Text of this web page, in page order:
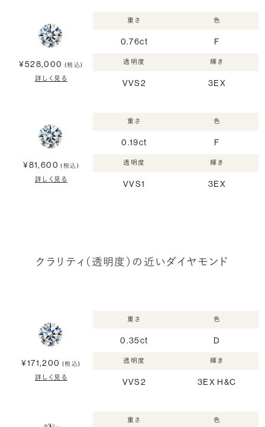
¥528,000 (税込)
詳しく見る
重さ
0.76ct
色
F
透明度
VVS2
輝き
3EX
¥81,600 (税込)
詳しく見る
重さ
0.19ct
色
F
透明度
VVS1
輝き
3EX
クラリティ（透明度）の近いダイヤモンド
¥171,200 (税込)
詳しく見る
重さ
0.35ct
色
D
透明度
VVS2
輝き
3EX H&C
重さ 色